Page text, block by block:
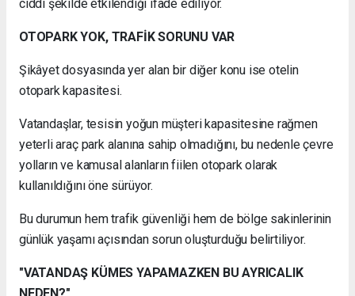
ciddi şekilde etkilendiği ifade ediliyor.
OTOPARK YOK, TRAFİK SORUNU VAR
Şikâyet dosyasında yer alan bir diğer konu ise otelin
otopark kapasitesi.
Vatandaşlar, tesisin yoğun müşteri kapasitesine rağmen
yeterli araç park alanına sahip olmadığını, bu nedenle çevre
yolların ve kamusal alanların fiilen otopark olarak
kullanıldığını öne sürüyor.
Bu durumun hem trafik güvenliği hem de bölge sakinlerinin
günlük yaşamı açısından sorun oluşturduğu belirtiliyor.
"VATANDAŞ KÜMES YAPAMAZKEN BU AYRICALIK